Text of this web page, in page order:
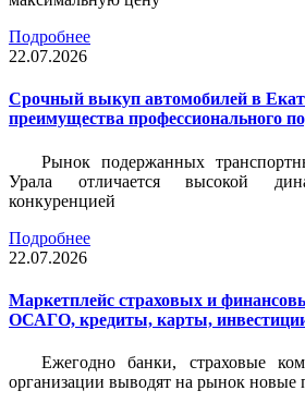
Подробнее
22.07.2026
Срочный выкуп автомобилей в
преимущества профессионального
Рынок подержанных
Урала отличается высокой
конкуренцией
Подробнее
22.07.2026
Маркетплейс страховых и
ОСАГО, кредиты, карты,
Ежегодно банки, страховые
организации выводят на рынок новые